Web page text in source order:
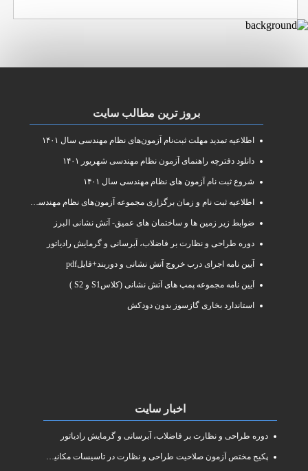
بروز ترین مطالب سایت
اطلاعیه تمدید مهلت ثبت‌نام آزمون‌های نظام مهندسی سال ۱۴۰۱
دانلود دفترچه راهنمای آزمون نظام مهندسی شهریور ۱۴۰۱
شروع ثبت نام آزمون های نظام مهندسی سال ۱۴۰۱
اطلاعیه ثبت نام و زمان برگزاری مجموعه آزمون‌های نظام مهندسی ساختمان سال ۱۴۰۱
ضوابط زیر زمین ها و ساختمان های عمیق- آتش نشانی البرز
دوره طراحی و نظارت بر فاضلاب، آبرسانی و گرمایش رادیاتور
آیین نامه اجرای درب خروج آتش نشانی و دوربند+فایلpdf
آیین نامه مجموعه پمپ های آتش نشانی (کلاسS1 و S2 )
استاندارد بخاری گازسوز بدون دودکش
اخبار سایت
دوره طراحی و نظارت بر فاضلاب، آبرسانی و گرمایش رادیاتور
پکیج مختص آزمون صلاحیت طراحی و نظارت در تاسیسات مکانیکی